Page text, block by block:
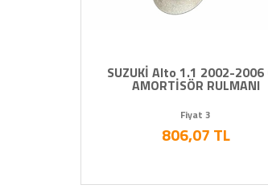
SUZUKİ Alto 1.1 2002-2006 ÖN
AMORTİSÖR RULMANI
Suzuki